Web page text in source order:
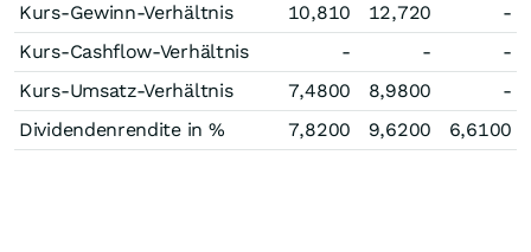
Kurs-Gewinn-Verhältnis
10,810 12,720
-
Kurs-Cashflow-Verhältnis
- -
-
Kurs-Umsatz-Verhältnis
7,4800 8,9800
-
Dividendenrendite in %
7,8200 9,6200 6,6100